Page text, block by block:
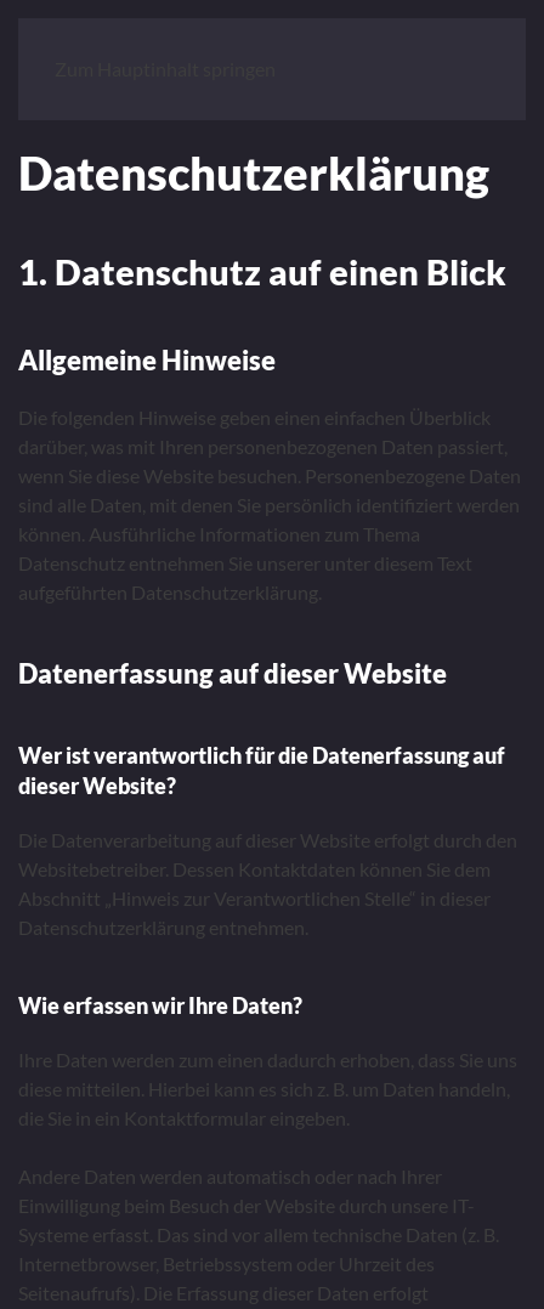
Datenschutzerklärung
1. Datenschutz auf einen Blick
Allgemeine Hinweise
Die folgenden Hinweise geben einen einfachen Überblick
darüber, was mit Ihren personenbezogenen Daten passiert,
wenn Sie diese Website besuchen. Personenbezogene Daten
sind alle Daten, mit denen Sie persönlich identifiziert werden
können. Ausführliche Informationen zum Thema
Datenschutz entnehmen Sie unserer unter diesem Text
aufgeführten Datenschutzerklärung.
Datenerfassung auf dieser Website
Wer ist verantwortlich für die Datenerfassung auf
dieser Website?
Die Datenverarbeitung auf dieser Website erfolgt durch den
Websitebetreiber. Dessen Kontaktdaten können Sie dem
Abschnitt „Hinweis zur Verantwortlichen Stelle“ in dieser
Datenschutzerklärung entnehmen.
Wie erfassen wir Ihre Daten?
Ihre Daten werden zum einen dadurch erhoben, dass Sie uns
diese mitteilen. Hierbei kann es sich z. B. um Daten handeln,
die Sie in ein Kontaktformular eingeben.
Andere Daten werden automatisch oder nach Ihrer
Einwilligung beim Besuch der Website durch unsere IT-
Systeme erfasst. Das sind vor allem technische Daten (z. B.
Internetbrowser, Betriebssystem oder Uhrzeit des
Seitenaufrufs). Die Erfassung dieser Daten erfolgt